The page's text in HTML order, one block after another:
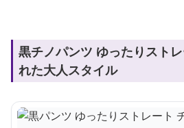
黒チノパンツ ゆったりスト
れた大人スタイル